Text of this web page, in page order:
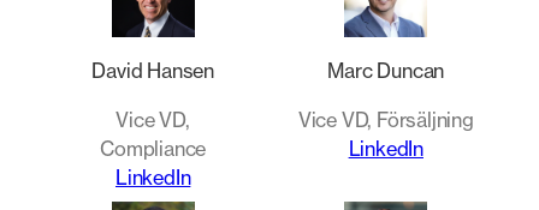
David Hansen
Vice VD,
Compliance
LinkedIn
Marc Duncan
Vice VD, Försäljning
LinkedIn